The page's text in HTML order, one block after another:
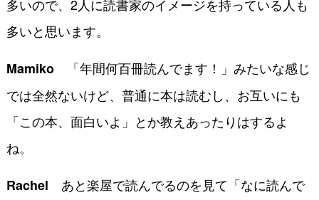
多いので、2人に読書家のイメージを持っている人も
多いと思います。
Mamiko「年間何百冊読んでます！」みたいな感じ
では全然ないけど、普通に本は読むし、お互いにも
「この本、面白いよ」とか教えあったりはするよ
ね。
Rachel あと楽屋で読んでるのを見て「なに読んで